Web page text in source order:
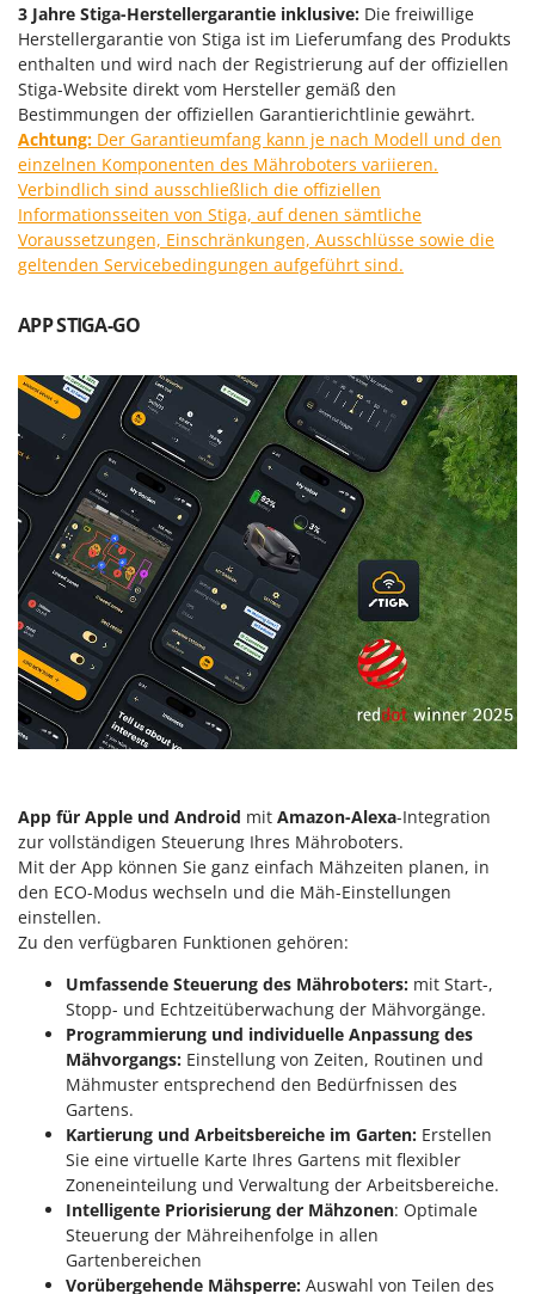
Tragbare Powerstationen
Traktor-Heckenscheren mit Ausleger
U
Umfüllpumpen
Umkehrfräsen
V
Vakuumiergeräte
Vertikutierer
Vogelscheuchen - Vogelabwehr
W
Wasserpumpen
Wasserpumpen für Traktoren
Wein- und Obstpressen
Wein- und Ölschichtenfilter
Weitere Produkte
Wiesenwalzen für Traktor
Wippsägen
Wurstfüller
Z
Zerstäuber
Zinkeneggen
J JOLLY ITALIA
K
KAAZ
Karcher
Kasco
Kemper
Kenwood
KitchenAid
L
Laica
Lampacrescia - MGM
Landxcape
LAR Casalinghi
Lavor
Linea VZ
Lisam
Lotusgrill
M
M.A.I.BO.
Macte Ovens
Makita
MAMMAMIA
Marcato
Marina Systems
Master
Mastercook
McCulloch
MCH
Michelin
Mille
Minox
Mockmill
3 Jahre Stiga-Herstellergarantie inklusive: Die freiwillige
Herstellergarantie von Stiga ist im Lieferumfang des Produkts
enthalten und wird nach der Registrierung auf der offiziellen
Stiga-Website direkt vom Hersteller gemäß den
Bestimmungen der offiziellen Garantierichtlinie gewährt.
Achtung: Der Garantieumfang kann je nach Modell und den
einzelnen Komponenten des Mähroboters variieren.
Verbindlich sind ausschließlich die offiziellen
Informationsseiten von Stiga, auf denen sämtliche
Voraussetzungen, Einschränkungen, Ausschlüsse sowie die
geltenden Servicebedingungen aufgeführt sind.
APP STIGA-GO
App für Apple und Android mit Amazon-Alexa-Integration
zur vollständigen Steuerung Ihres Mähroboters.
Mit der App können Sie ganz einfach Mähzeiten planen, in
den ECO-Modus wechseln und die Mäh-Einstellungen
einstellen.
Zu den verfügbaren Funktionen gehören:
Umfassende Steuerung des Mähroboters: mit Start-,
Stopp- und Echtzeitüberwachung der Mähvorgänge.
Programmierung und individuelle Anpassung des
Mähvorgangs: Einstellung von Zeiten, Routinen und
Mähmuster entsprechend den Bedürfnissen des
Gartens.
Kartierung und Arbeitsbereiche im Garten: Erstellen
Sie eine virtuelle Karte Ihres Gartens mit flexibler
Zoneneinteilung und Verwaltung der Arbeitsbereiche.
Intelligente Priorisierung der Mähzonen: Optimale
Steuerung der Mähreihenfolge in allen
Gartenbereichen
Vorübergehende Mähsperre: Auswahl von Teilen des